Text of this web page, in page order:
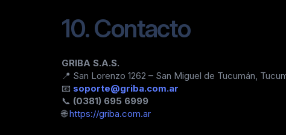
10. Contacto
GRIBA S.A.S.
📍 San Lorenzo 1262 – San Miguel de Tucumán,
📧 soporte@griba.com.ar
📞 (0381) 695 6999
🌐https://griba.com.ar